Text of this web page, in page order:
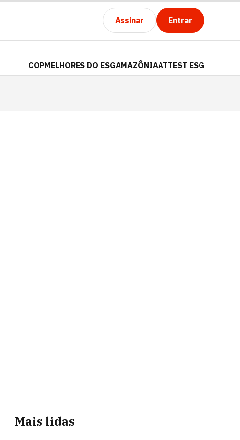
Assinar Entrar
COPMELHORES DO ESGAMAZÔNIAATTEST ESG
Mais lidas